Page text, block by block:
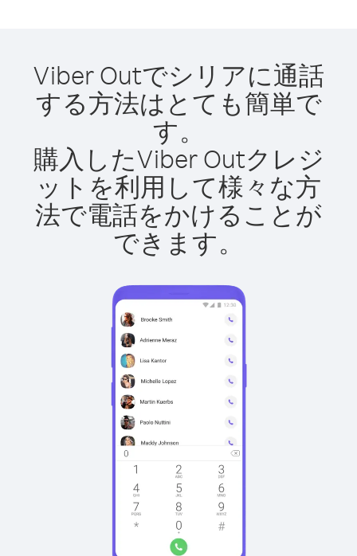
Viber Outでシリアに通話
する方法はとても簡単で
す。
購入したViber Outクレジ
ットを利用して様々な方
法で電話をかけることが
できます。